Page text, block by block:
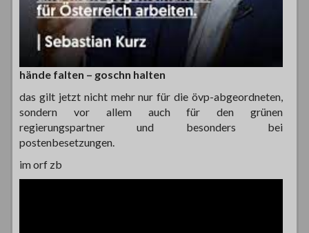
hände falten – goschn halten
das gilt jetzt nicht mehr nur für die övp-abgeordneten,
sondern vor allem auch für den grünen
regierungspartner und besonders bei
postenbesetzungen.
im orf zb